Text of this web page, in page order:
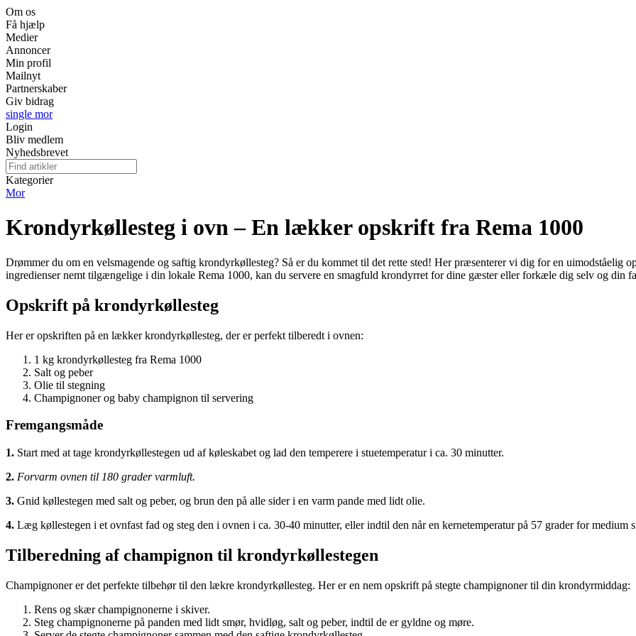
Om os
Få hjælp
Medier
Annoncer
Min profil
Mailnyt
Partnerskaber
Giv bidrag
single mor
Login
Bliv medlem
Nyhedsbrevet
Kategorier
Mor
Krondyrkøllesteg i ovn – En lækker opskrift fra Rema 1000
Drømmer du om en velsmagende og saftig krondyrkøllesteg? Så er du kommet til det rette sted! Her præsenterer vi dig for en uimodståelig
ingredienser nemt tilgængelige i din lokale Rema 1000, kan du servere en smagfuld krondyrret for dine gæster eller forkæle dig selv og din
Opskrift på krondyrkøllesteg
Her er opskriften på en lækker krondyrkøllesteg, der er perfekt tilberedt i ovnen:
1 kg krondyrkøllesteg fra Rema 1000
Salt og peber
Olie til stegning
Champignoner og baby champignon til servering
Fremgangsmåde
1. Start med at tage krondyrkøllestegen ud af køleskabet og lad den temperere i stuetemperatur i ca. 30 minutter.
2. Forvarm ovnen til 180 grader varmluft.
3. Gnid køllestegen med salt og peber, og brun den på alle sider i en varm pande med lidt olie.
4. Læg køllestegen i et ovnfast fad og steg den i ovnen i ca. 30-40 minutter, eller indtil den når en kernetemperatur på 57 grader for medium
Tilberedning af champignon til krondyrkøllestegen
Champignoner er det perfekte tilbehør til den lækre krondyrkøllesteg. Her er en nem opskrift på stegte champignoner til din krondyrmiddag:
Rens og skær champignonerne i skiver.
Steg champignonerne på panden med lidt smør, hvidløg, salt og peber, indtil de er gyldne og møre.